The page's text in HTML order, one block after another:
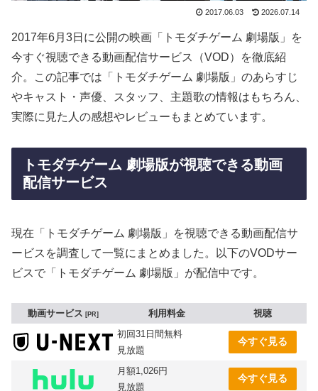
2017.06.03 2026.07.14
2017年6月3日に公開の映画「トモダチゲーム 劇場版」を
今すぐ視聴できる動画配信サービス（VOD）を徹底紹
介。この記事では「トモダチゲーム 劇場版」のあらすじ
やキャスト・声優、スタッフ、主題歌の情報はもちろん、
実際に見た人の感想やレビューもまとめています。
トモダチゲーム 劇場版が視聴できる動画
配信サービス
現在「トモダチゲーム 劇場版」を視聴できる動画配信サ
ービスを調査して一覧にまとめました。以下のVODサー
ビスで「トモダチゲーム 劇場版」が配信中です。
動画サービス PR 利用料金
視聴
初回31日間無料
見放題
今すぐ見る
月額1,026円
見放題
今すぐ見る